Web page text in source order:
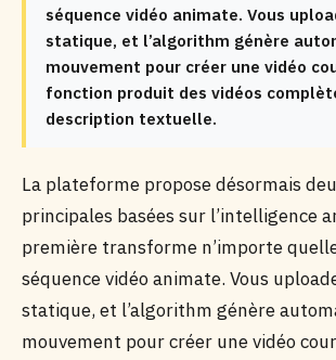
séquence vidéo animate. Vous
statique, et l’algorithm génère
mouvement pour créer une vidéo
fonction produit des vidéos
description textuelle.
La plateforme propose désormais
principales basées sur l’intelligence
première transforme n’importe
séquence vidéo animate. Vous
statique, et l’algorithm génère
mouvement pour créer une vidéo